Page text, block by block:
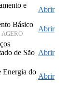
e
Abrir
Básico
AGERO
Abrir
de São Abrir
Energia do
Abrir